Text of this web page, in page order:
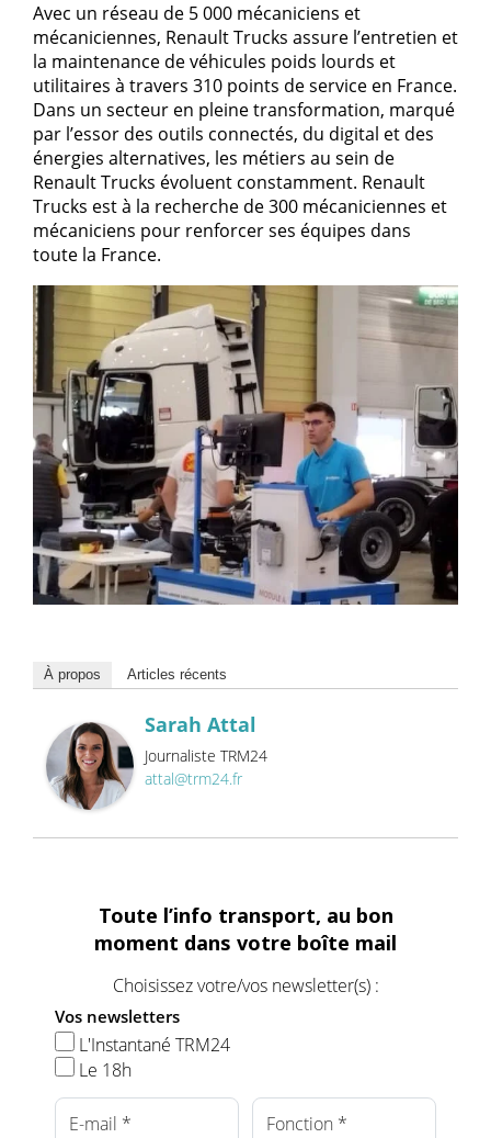
Avec un réseau de 5 000 mécaniciens et
mécaniciennes, Renault Trucks assure l’entretien et
la maintenance de véhicules poids lourds et
utilitaires à travers 310 points de service en France.
Dans un secteur en pleine transformation, marqué
par l’essor des outils connectés, du digital et des
énergies alternatives, les métiers au sein de
Renault Trucks évoluent constamment. Renault
Trucks est à la recherche de 300 mécaniciennes et
mécaniciens pour renforcer ses équipes dans
toute la France.
À propos Articles récents
Sarah Attal
Journaliste TRM24
attal@trm24.fr
Toute l’info transport, au bon
moment dans votre boîte mail
Choisissez votre/vos newsletter(s) :
Vos newsletters
L'Instantané TRM24
Le 18h